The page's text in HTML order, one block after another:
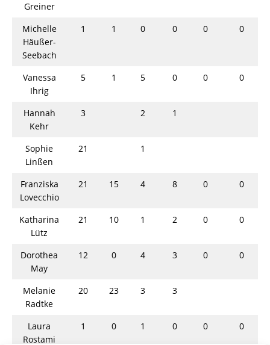
Greiner
Michelle
Häußer-
Seebach
1 1 0 0 0 0
Vanessa
Ihrig
5 1 5 0 0 0
Hannah
Kehr
3 2 1
Sophie
Linßen
21 1
Franziska
Lovecchio
21 15 4 8 0 0
Katharina
Lütz
21 10 1 2 0 0
Dorothea
May
12 0 4 3 0 0
Melanie
Radtke
20 23 3 3
Laura
Rostami
1 0 1 0 0 0